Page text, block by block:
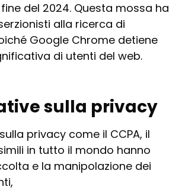
del 2024. Questa mossa ha
alla ricerca di
Google Chrome detiene
di utenti del web.
sulla privacy
privacy come il CCPA, il
in tutto il mondo hanno
e la manipolazione dei